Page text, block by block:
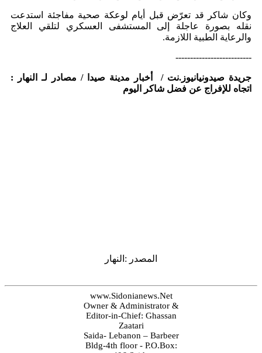
وكان شاكر قد تعرّض قبل أيام لوعكة صحية مفاجئة استدعت
نقله بصورة عاجلة إلى المستشفى العسكري لتلقي العلاج
والرعاية الطبية اللازمة.
--------------------------
جريدة صيدونيانيوز.نت / أخبار مدينة صيدا / مصادر لـ النهار :
اتجاه للإفراج عن فضل شاكر اليوم
المصدر :النهار
www.Sidonianews.Net
Owner & Administrator &
Editor-in-Chief: Ghassan
Zaatari
Saida- Lebanon – Barbeer
Bldg-4th floor - P.O.Box: